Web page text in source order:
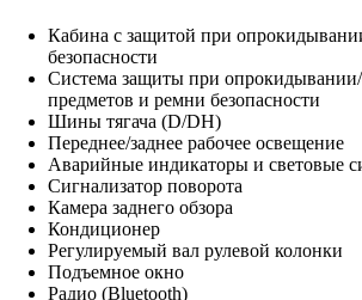
Кабина с защитой при
безопасности
Система защиты при
предметов и ремни безопасности
Шины тягача (D/DH)
Переднее/заднее рабочее освещение
Аварийные индикаторы и световые
Сигнализатор поворота
Камера заднего обзора
Кондиционер
Регулируемый вал рулевой колонки
Подъемное окно
Радио (Bluetooth)